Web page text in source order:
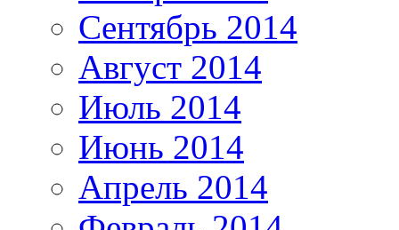
Сентябрь 2014
Август 2014
Июль 2014
Июнь 2014
Апрель 2014